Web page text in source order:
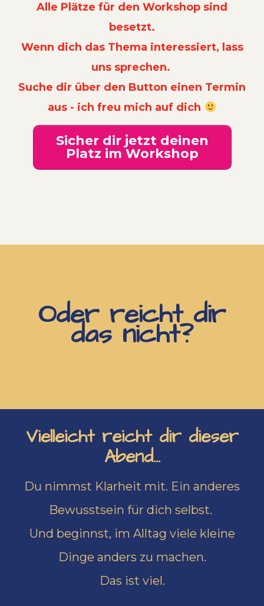
Alle Plätze für den Workshop sind
besetzt.
Wenn dich das Thema interessiert, lass
uns sprechen.
Suche dir über den Button einen Termin
aus - ich freu mich auf dich
Sicher dir jetzt deinen
Platz im Workshop
Oder reicht dir
das nicht?
Vielleicht reicht dir dieser
Abend...
Du nimmst Klarheit mit. Ein anderes
Bewusstsein für dich selbst.
Und beginnst, im Alltag viele kleine
Dinge anders zu machen.
Das ist viel.